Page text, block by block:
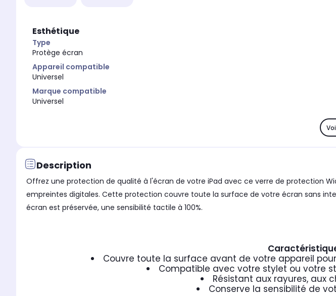
Esthétique
Type
Protège écran
Appareil compatible
Universel
Marque compatible
Universel
Description
Offrez une protection de qualité à l'écran de votre iPad avec ce verre de protection
empreintes digitales. Cette protection couvre toute la surface de votre écran sans
écran est préservée, une sensibilité tactile à 100%.
Couvre toute la surface avant de votre appareil
Compatible avec votre stylet ou votre
Résistant aux rayures, aux
Conserve la sensibilité de